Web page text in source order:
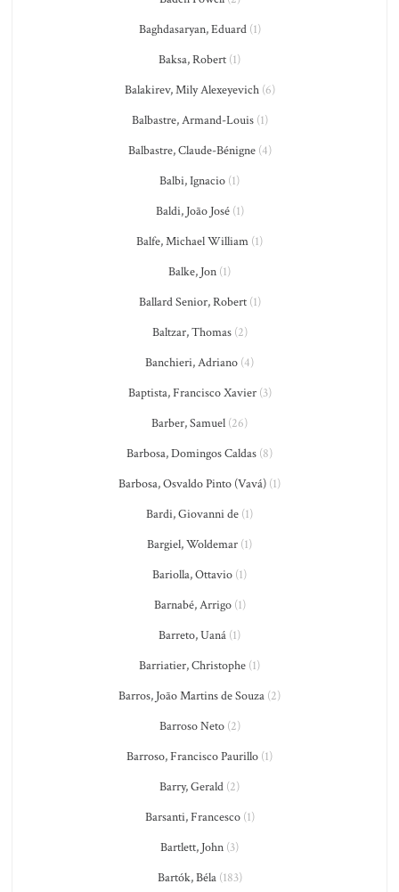
Baghdasaryan, Eduard(1)
Baksa, Robert (1)
Balakirev, Mily Alexeyevich(6)
Balbastre, Armand-Louis(1)
Balbastre, Claude-Bénigne(4)
Balbi, Ignacio (1)
Baldi, João José(1)
Balfe, Michael William (1)
Balke, Jon (1)
Ballard Senior, Robert(1)
Baltzar, Thomas(2)
Banchieri, Adriano (4)
Baptista, Francisco Xavier(3)
Barber, Samuel (26)
Barbosa, Domingos Caldas (8)
Barbosa, Osvaldo Pinto (Vavá) (1)
Bardi, Giovanni de (1)
Bargiel, Woldemar (1)
Bariolla, Ottavio (1)
Barnabé, Arrigo(1)
Barreto, Uaná (1)
Barriatier, Christophe (1)
Barros, João Martins de Souza (2)
Barroso Neto(2)
Barroso, Francisco Paurillo (1)
Barry, Gerald (2)
Barsanti, Francesco(1)
Bartlett, John (3)
Bartók, Béla(183)